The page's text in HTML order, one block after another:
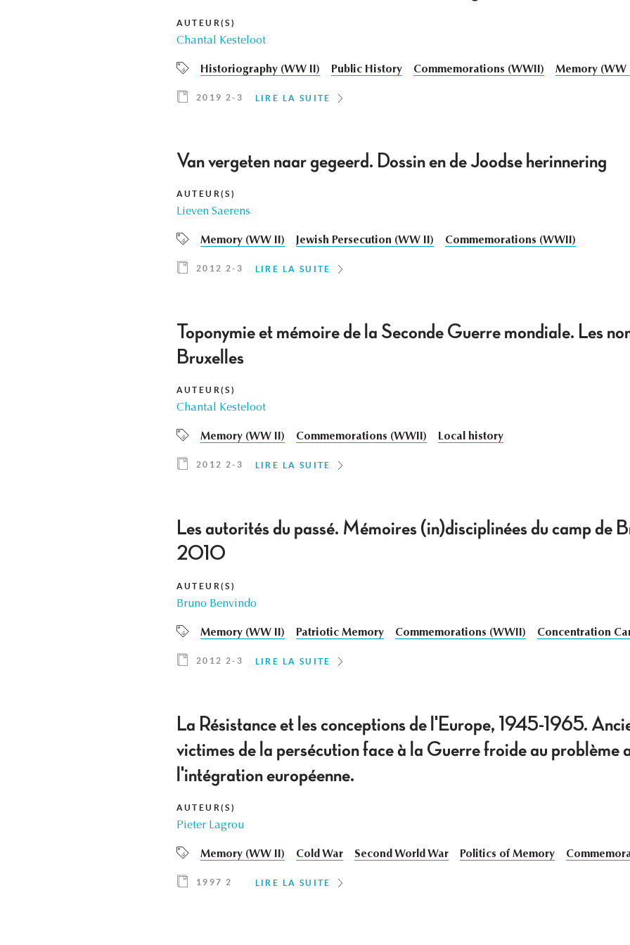
AUTEUR(S)
Chantal Kesteloot
Historiography (WW II) Public History Commemorations (WWII) Memory (WW
2019 2-3 LIRE LA SUITE
Van vergeten naar gegeerd. Dossin en de Joodse herinnering
AUTEUR(S)
Lieven Saerens
Memory (WW II) Jewish Persecution (WW II) Commemorations (WWII)
2012 2-3 LIRE LA SUITE
Toponymie et mémoire de la Seconde Guerre mondiale. Les
Bruxelles
AUTEUR(S)
Chantal Kesteloot
Memory (WW II) Commemorations (WWII) Local history
2012 2-3 LIRE LA SUITE
Les autorités du passé. Mémoires (in)disciplinées du camp de
2010
AUTEUR(S)
Bruno Benvindo
Memory (WW II) Patriotic Memory Commemorations (WWII) Concentration
2012 2-3 LIRE LA SUITE
La Résistance et les conceptions de l'Europe, 1945-1965.
victimes de la persécution face à la Guerre froide au problème
l'intégration européenne.
AUTEUR(S)
Pieter Lagrou
Memory (WW II) Cold War Second World War Politics of Memory
1997 2 LIRE LA SUITE